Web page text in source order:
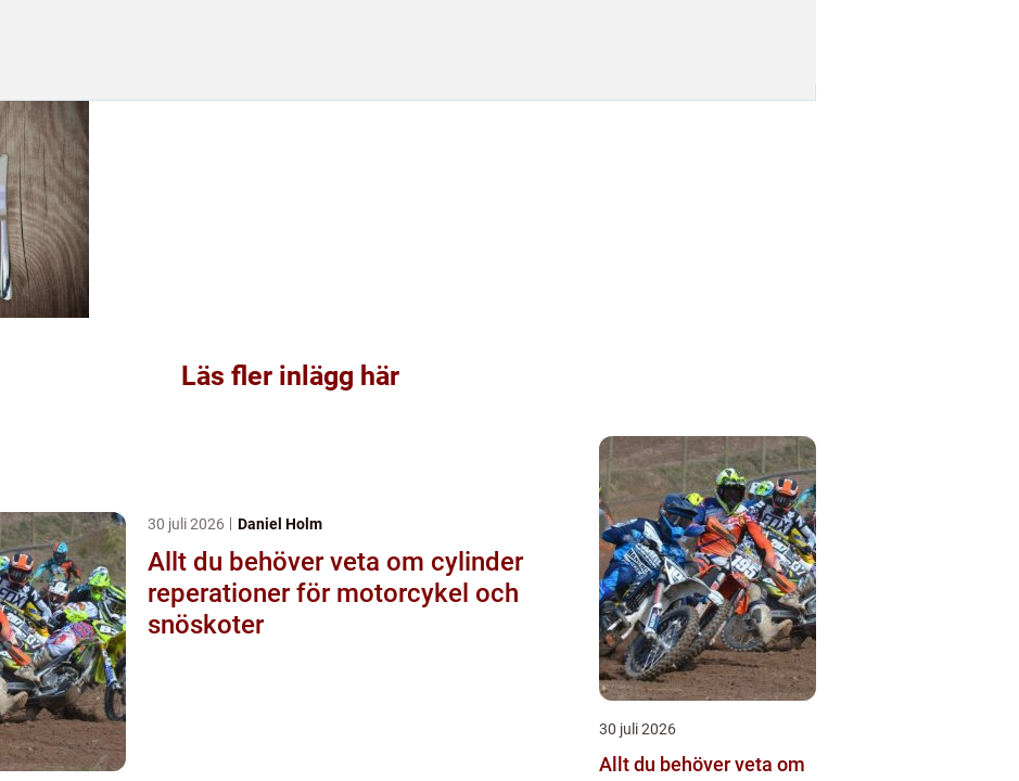
Läs fler inlägg här
30 juli 2026 Daniel Holm
Allt du behöver veta om cylinder
reperationer för motorcykel och
snöskoter
30 juli 2026
Allt du behöver veta om